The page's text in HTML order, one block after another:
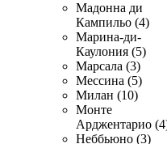
Мадонна ди
Кампильо (4)
Марина-ди-
Каулония (5)
Марсала (3)
Мессина (5)
Милан (10)
Монте
Арджентарио
Неббьюно (3)